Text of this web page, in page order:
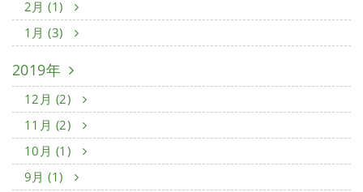
2月 (1)
1月 (3)
2019年
12月 (2)
11月 (2)
10月 (1)
9月 (1)